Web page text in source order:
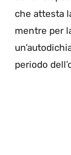
che attesta
mentre per
periodo